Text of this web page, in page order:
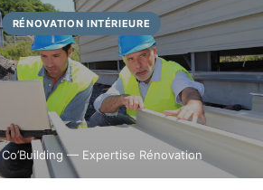
RÉNOVATION INTÉRIEURE
Co’Building — Expertise Rénovation